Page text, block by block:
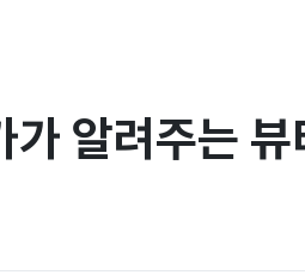
알려주는